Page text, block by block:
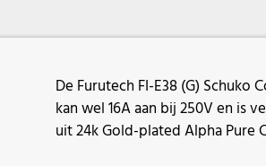
De Furutech FI-E38 (G) Schuko
kan wel 16A aan bij 250V en is
uit 24k Gold-plated Alpha Pure